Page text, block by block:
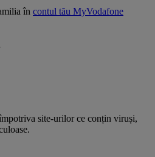
în contul tău MyVodafone
site-urilor ce conțin viruși,